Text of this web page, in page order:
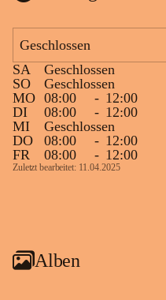
Geschlossen
SA
Geschlossen
SO
Geschlossen
MO 08:00 - 12:00
DI
08:00 - 12:00
MI
Geschlossen
DO
08:00 - 12:00
FR
08:00 - 12:00
Zuletzt bearbeitet: 11.04.2025
Alben